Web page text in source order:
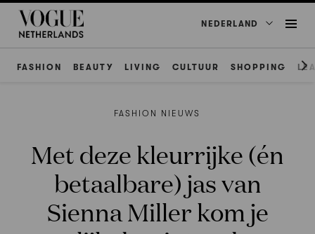
NEDERLAND
FASHION BEAUTY LIVING CULTUUR SHOPPING
FASHION NIEUWS
Met deze kleurrijke (én
betaalbare) jas van
Sienna Miller kom je